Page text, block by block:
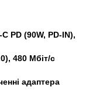
PD (90W, PD-IN),
480 Мбіт/с
адаптера